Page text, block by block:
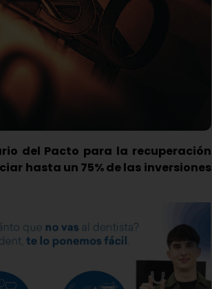
del Pacto para la recuperación
hasta un 75% de las inversiones